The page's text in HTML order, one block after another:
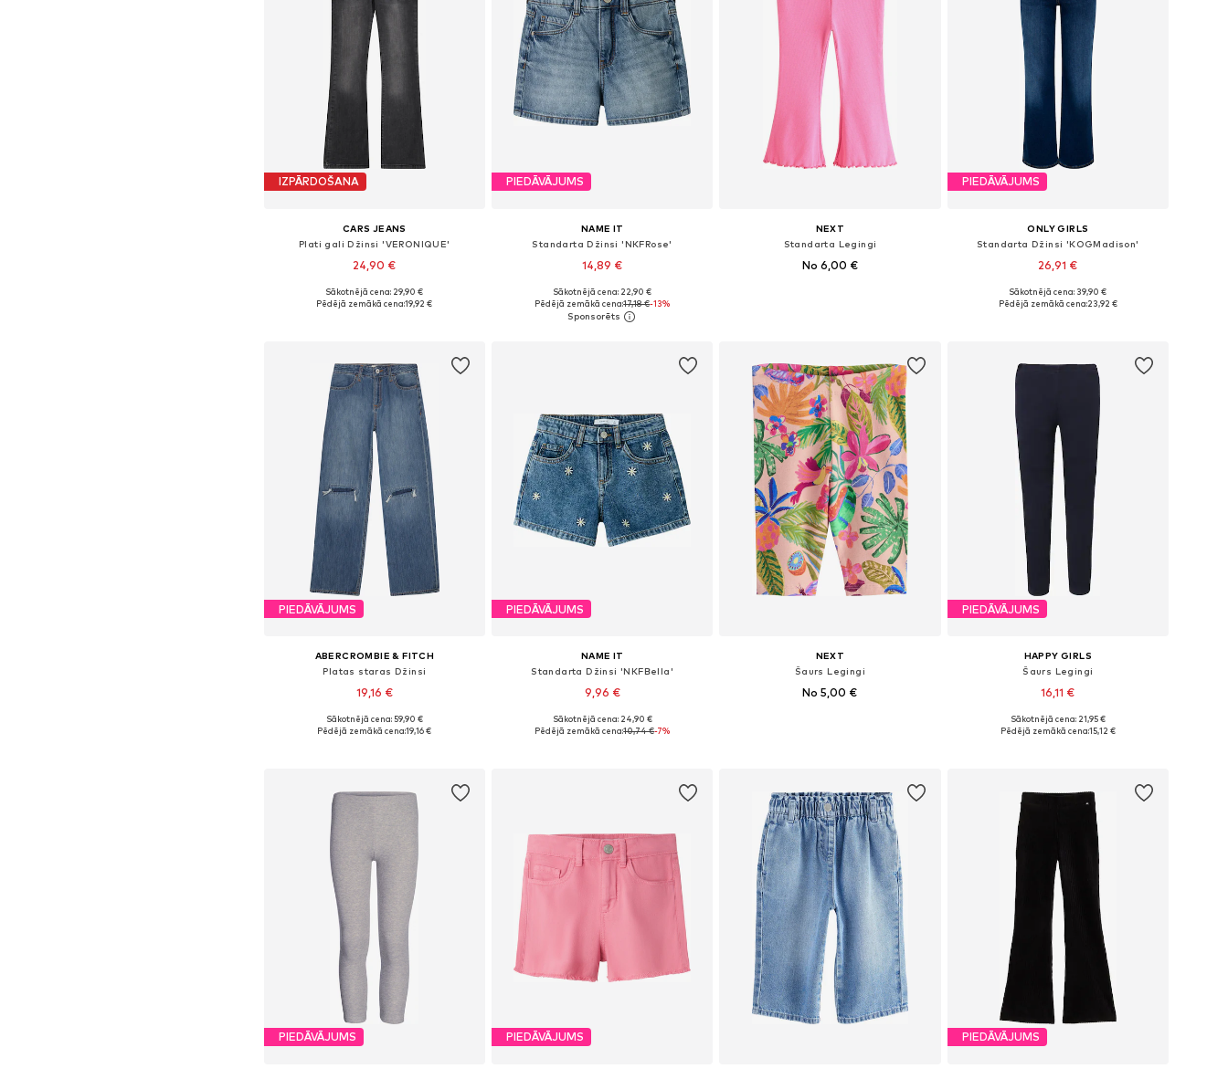
IZPĀRDOŠANA
CARS JEANS
Plati gali Džinsi 'VERONIQUE'
24,90 €
+1
Pieejams daudzos izmēros
Sākotnējā cena: 29,90 €
Pēdējā zemākā cena:19,92 €
PIEDĀVĀJUMS
NAME IT
Standarta Džinsi 'NKFRose'
14,89 €
Pieejams daudzos izmēros
Pievienot grozam
Sākotnējā cena: 22,90 €
Pēdējā zemākā cena:17,18 €-13%
NEXT
Standarta Legingi
No 6,00 €
PIEDĀVĀJUMS
ONLY GIRLS
Standarta Džinsi 'KOGMadison'
26,91 €
Pieejams daudzos izmēros
Sākotnējā cena: 39,90 €
Pēdējā zemākā cena:23,92 €
PIEDĀVĀJUMS
ABERCROMBIE & FITCH
Platas staras Džinsi
19,16 €
Pieejams daudzos izmēros
Sākotnējā cena: 59,90 €
Pēdējā zemākā cena:19,16 €
PIEDĀVĀJUMS
NAME IT
Standarta Džinsi 'NKFBella'
9,96 €
Pieejamie izmēri: 92, 98, 104, 110, 122
Sākotnējā cena: 24,90 €
Pēdējā zemākā cena:10,74 €-7%
NEXT
Šaurs Legingi
No 5,00 €
PIEDĀVĀJUMS
HAPPY GIRLS
Šaurs Legingi
16,11 €
+2
Pieejams daudzos izmēros
Sākotnējā cena: 21,95 €
Pēdējā zemākā cena:15,12 €
PIEDĀVĀJUMS PIEDĀVĀJUMS PIEDĀVĀJUMS